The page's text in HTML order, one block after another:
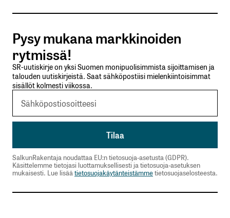
Tilaa SalkunRakentajan uutiskirje
Lähetä kommentti
Pysy mukana markkinoiden
rytmissä!
SR-uutiskirje on yksi Suomen monipuolisimmista sijoittamisen ja
talouden uutiskirjeistä. Saat sähköpostiisi mielenkiintoisimmat
sisällöt kolmesti viikossa.
SalkunRakentaja noudattaa EU:n tietosuoja-asetusta (GDPR).
Käsittelemme tietojasi luottamuksellisesti ja tietosuoja-asetuksen
mukaisesti. Lue lisää tietosuojakäytänteistämmetietosuojaselosteesta.